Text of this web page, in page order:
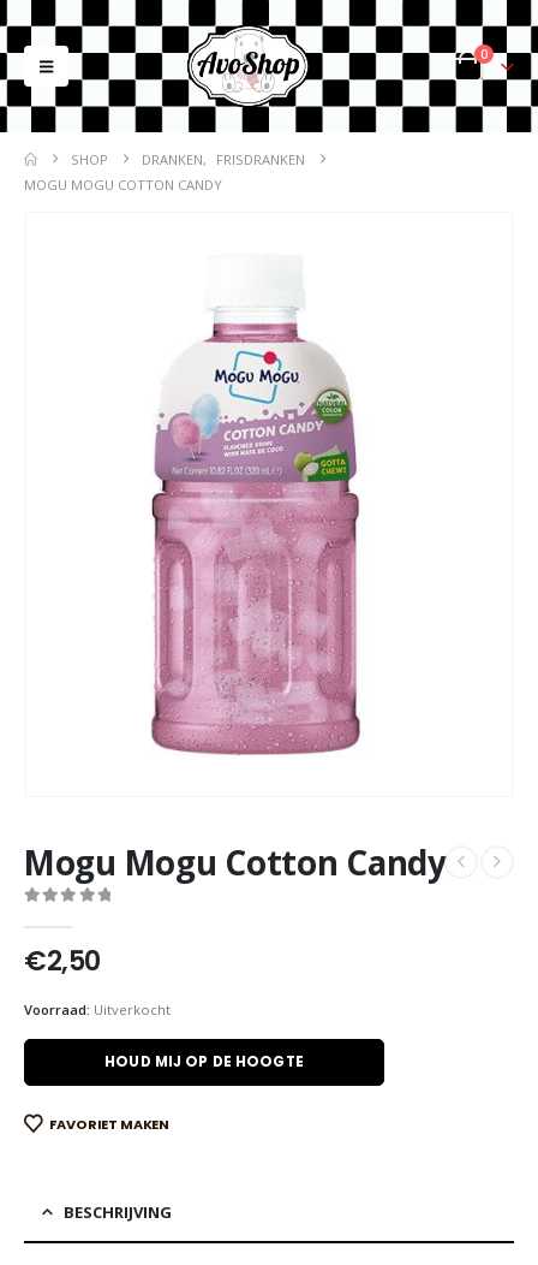
0
SHOP DRANKEN,
FRISDRANKEN
MOGU MOGU COTTON CANDY
Mogu Mogu Cotton Candy
€2,50
Voorraad: Uitverkocht
HOUD MIJ OP DE HOOGTE
FAVORIET MAKEN
BESCHRIJVING